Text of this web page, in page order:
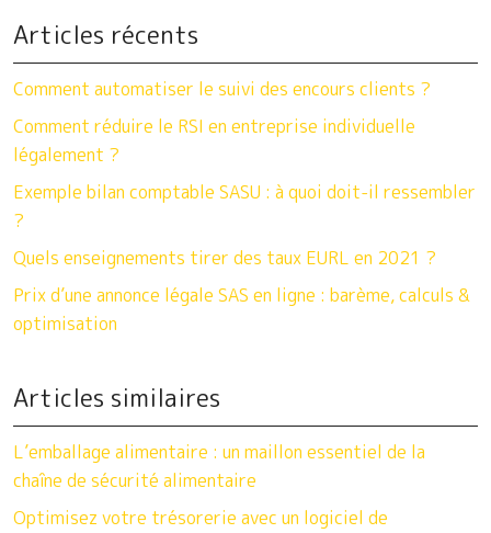
Articles récents
Comment automatiser le suivi des encours clients ?
Comment réduire le RSI en entreprise individuelle
légalement ?
Exemple bilan comptable SASU : à quoi doit-il ressembler
?
Quels enseignements tirer des taux EURL en 2021 ?
Prix d’une annonce légale SAS en ligne : barème, calculs &
optimisation
Articles similaires
L’emballage alimentaire : un maillon essentiel de la
chaîne de sécurité alimentaire
Optimisez votre trésorerie avec un logiciel de